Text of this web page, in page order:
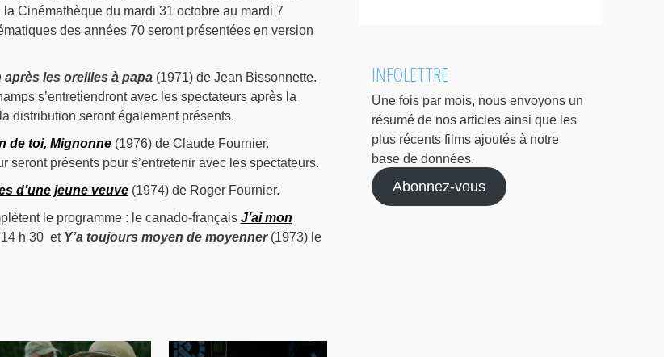
Cinémathèque du mardi 31 octobre au mardi 7
des années 70 seront présentées en version
après les oreilles à papa(1971) de Jean Bissonnette.
s’entretiendront avec les spectateurs après la
distribution seront également présents.
de toi, Mignonne(1976) de Claude Fournier.
seront présents pour s’entretenir avec les spectateurs.
d’une jeune veuve(1974) de Roger Fournier.
le programme : le canado-français J’ai mon
h 30 et Y’a toujours moyen de moyenner(1973) le
INFOLETTRE
Une fois par mois, nous envoyons un
résumé de nos articles ainsi que les
plus récents films ajoutés à notre
base de données.
Abonnez-vous